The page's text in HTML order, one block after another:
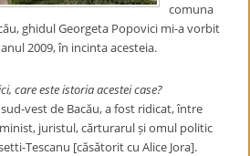
comuna
ghidul Georgeta Popovici mi-a vorbit
2009, în incinta acesteia.
care este istoria acestei case?
vest de Bacău, a fost ridicat, între
juristul, cărturarul și omul politic
Tescanu [căsătorit cu Alice Jora].